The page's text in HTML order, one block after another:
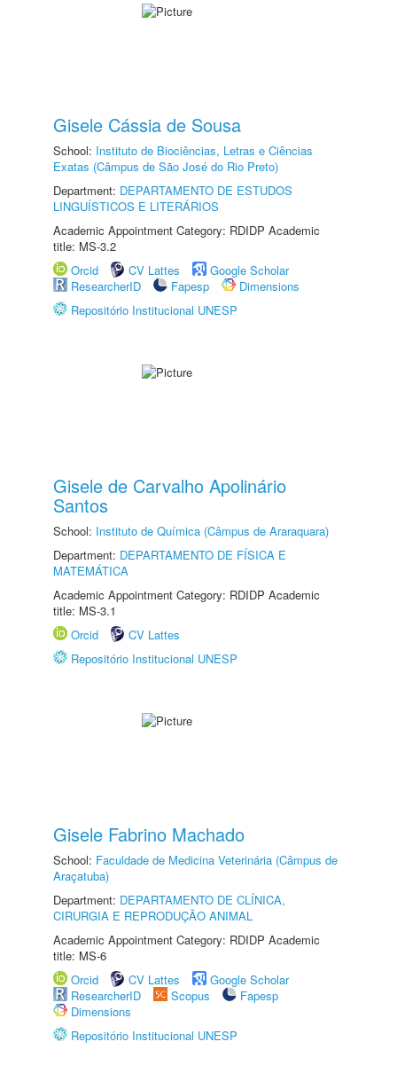
Gisele Cássia de Sousa
School: Instituto de Biociências, Letras e Ciências
Exatas (Câmpus de São José do Rio Preto)
Department: DEPARTAMENTO DE ESTUDOS
LINGUÍSTICOS E LITERÁRIOS
Academic Appointment Category: RDIDP Academic
title: MS-3.2
Orcid
CV Lattes
Google Scholar
ResearcherID
Fapesp
Dimensions
Repositório Institucional UNESP
Gisele de Carvalho Apolinário
Santos
School: Instituto de Química (Câmpus de Araraquara)
Department: DEPARTAMENTO DE FÍSICA E
MATEMÁTICA
Academic Appointment Category: RDIDP Academic
title: MS-3.1
Orcid
CV Lattes
Repositório Institucional UNESP
Gisele Fabrino Machado
School: Faculdade de Medicina Veterinária (Câmpus de
Araçatuba)
Department: DEPARTAMENTO DE CLÍNICA,
CIRURGIA E REPRODUÇÃO ANIMAL
Academic Appointment Category: RDIDP Academic
title: MS-6
Orcid
CV Lattes
Google Scholar
ResearcherID
Scopus
Fapesp
Dimensions
Repositório Institucional UNESP